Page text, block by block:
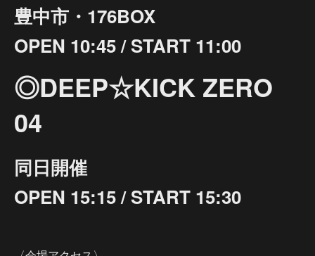
豊中市・176BOX
OPEN 10:45 / START 11:00
◎DEEP☆KICK ZERO
04
同日開催
OPEN 15:15 / START 15:30